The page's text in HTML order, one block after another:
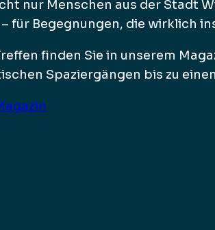
nur Menschen aus der Stadt
für Begegnungen, die wirklich
finden Sie in unserem
Spaziergängen bis zu